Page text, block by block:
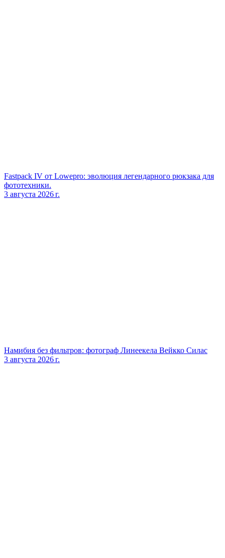
Fastpack IV от Lowepro: эволюция легендарного рюкзака для
фототехники.
3 августа 2026 г.
Намибия без фильтров: фотограф Линеекела Вейкко Силас
3 августа 2026 г.